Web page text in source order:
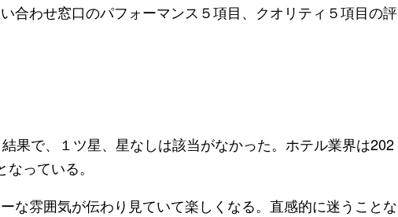
合わせ窓口のパフォーマンス５項目、クオリティ５項目の評
果で、１ツ星、星なしは該当がなかった。ホテル業界は202
っている。
な雰囲気が伝わり見ていて楽しくなる。直感的に迷うことな